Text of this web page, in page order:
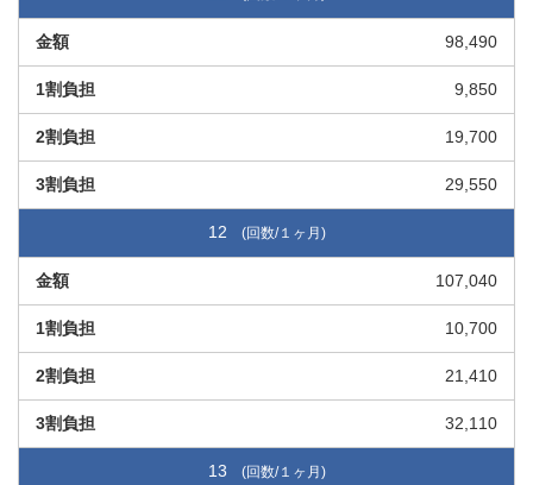
98,490
9,850
19,700
29,550
12
107,040
10,700
21,410
32,110
13